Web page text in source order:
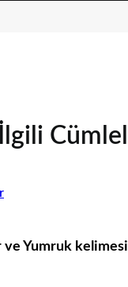
Yumruk